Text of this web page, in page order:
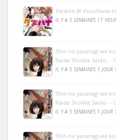
Yankee JK Kuzuhana-
IL Y A 5 SEMAINES 17
Shin no yasuragi wa
Raida Shokka Saido- -
IL Y A 5 SEMAINES 1 JOUR
Shin no yasuragi wa
Raida Shokka Saido- -
IL Y A 5 SEMAINES 1 JOUR
Shin no yasuragi wa